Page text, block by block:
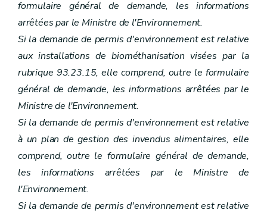
formulaire général de demande, les informations
arrêtées par le Ministre de l'Environnement.
Si la demande de permis d'environnement est relative
aux installations de biométhanisation visées par la
rubrique 93.23.15, elle comprend, outre le formulaire
général de demande, les informations arrêtées par le
Ministre de l'Environnement.
Si la demande de permis d'environnement est relative
à un plan de gestion des invendus alimentaires, elle
comprend, outre le formulaire général de demande,
les informations arrêtées par le Ministre de
l'Environnement.
Si la demande de permis d'environnement est relative